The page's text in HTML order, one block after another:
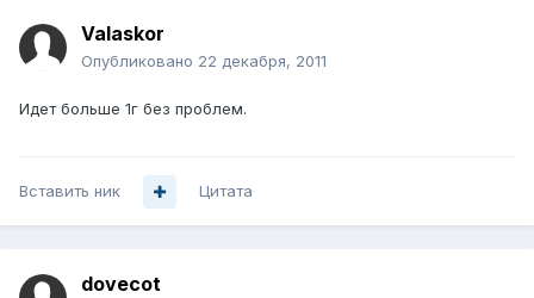
Valaskor
Опубликовано 22 декабря, 2011
Идет больше 1г без проблем.
Вставить ник Цитата
dovecot